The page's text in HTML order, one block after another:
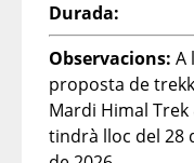
Durada:
Observacions: A
proposta de
Mardi Himal
tindrà lloc del 28